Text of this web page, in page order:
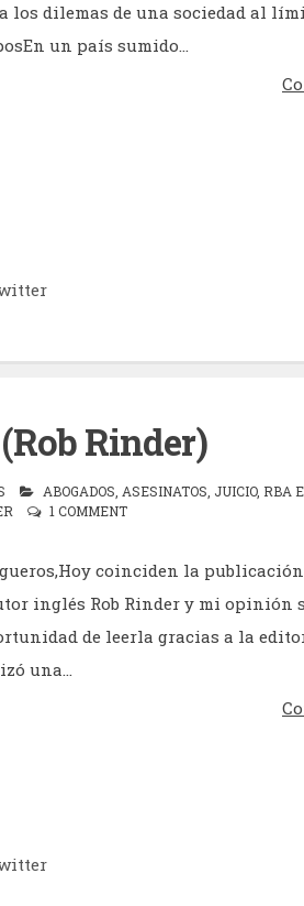
los dilemas de una sociedad al
un país sumido...
Rinder)
ABOGADOS ASESINATOS JUICIO, RBA
1 COMMENT
coinciden la
inglés Rob Rinder y mi opinión
de leerla gracias a la
una...